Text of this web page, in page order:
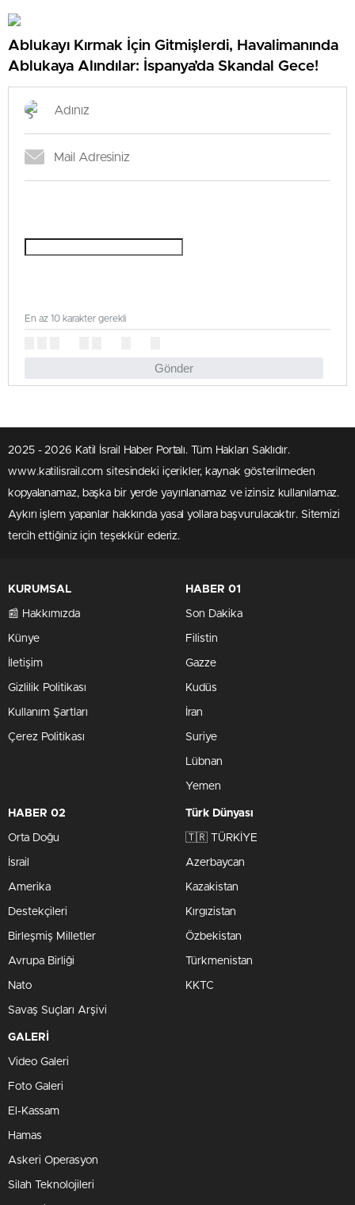
Ablukayı Kırmak İçin Gitmişlerdi, Havalimanında
Ablukaya Alındılar: İspanya’da Skandal Gece!
Gönder
En az 10 karakter gerekli
2025 - 2026 Katil İsrail Haber Portalı. Tüm Hakları Saklıdır.
www.katilisrail.com sitesindeki içerikler, kaynak gösterilmeden
kopyalanamaz, başka bir yerde yayınlanamaz ve izinsiz kullanılamaz.
Aykırı işlem yapanlar hakkında yasal yollara başvurulacaktır. Sitemizi
tercih ettiğiniz için teşekkür ederiz.
KURUMSAL
📰 Hakkımızda
Künye
İletişim
Gizlilik Politikası
Kullanım Şartları
Çerez Politikası
HABER 01
Son Dakika
Filistin
Gazze
Kudüs
İran
Suriye
Lübnan
Yemen
HABER 02
Orta Doğu
İsrail
Amerika
Destekçileri
Birleşmiş Milletler
Avrupa Birliği
Nato
Savaş Suçları Arşivi
Türk Dünyası
🇹🇷 TÜRKİYE
Azerbaycan
Kazakistan
Kırgızistan
Özbekistan
Türkmenistan
KKTC
GALERİ
Video Galeri
Foto Galeri
El-Kassam
Hamas
Askeri Operasyon
Silah Teknolojileri